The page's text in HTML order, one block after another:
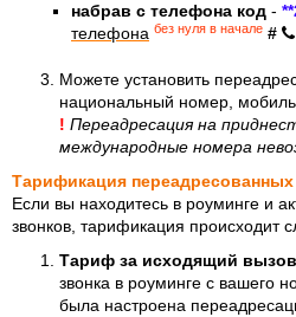
набрав с телефона код -
телефона без нуля в начале #
Можете установить
национальный номер,
! Переадресация на
международные номера
Тарификация переадресованных
Если вы находитесь в роуминге и
звонков, тарификация происходит
Тариф за исходящий
звонка в роуминге с вашего
была настроена